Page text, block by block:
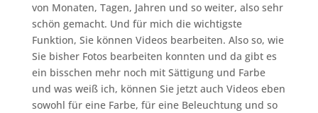
von Monaten, Tagen, Jahren und so weiter, also sehr
schön gemacht. Und für mich die wichtigste
Funktion, Sie können Videos bearbeiten. Also so, wie
Sie bisher Fotos bearbeiten konnten und da gibt es
ein bisschen mehr noch mit Sättigung und Farbe
und was weiß ich, können Sie jetzt auch Videos eben
sowohl für eine Farbe, für eine Beleuchtung und so